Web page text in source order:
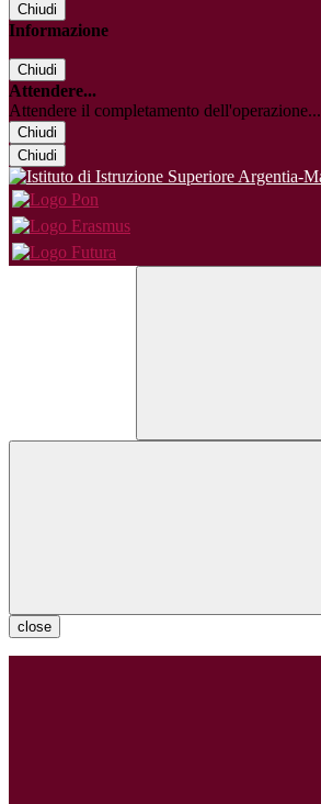
Chiudi
Informazione
Chiudi
Attendere...
Attendere il completamento dell'operazione...
Chiudi
Chiudi
close